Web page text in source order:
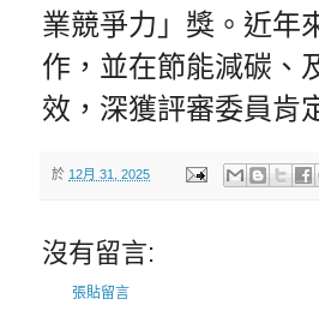
業競爭力」獎。近年
作，並在節能減碳、
效，深獲評審委員肯
於 12月 31, 2025
沒有留言:
張貼留言